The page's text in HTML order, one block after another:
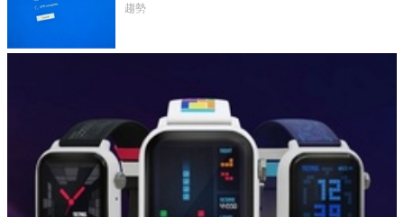
體與後台追蹤
趨勢